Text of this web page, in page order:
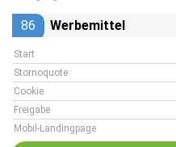
86 Werbemittel
Start
Stornoquote
Cookie
Freigabe
Mobil-Landingpage